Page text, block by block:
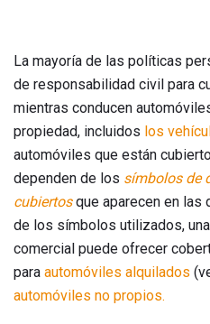
La mayoría de las políticas
de responsabilidad civil para
mientras conducen
propiedad, incluidos los
automóviles que están
dependen de los símbolos de
cubiertosque aparecen en las
de los símbolos utilizados,
comercial puede ofrecer
para automóviles alquilados
automóviles no propios.